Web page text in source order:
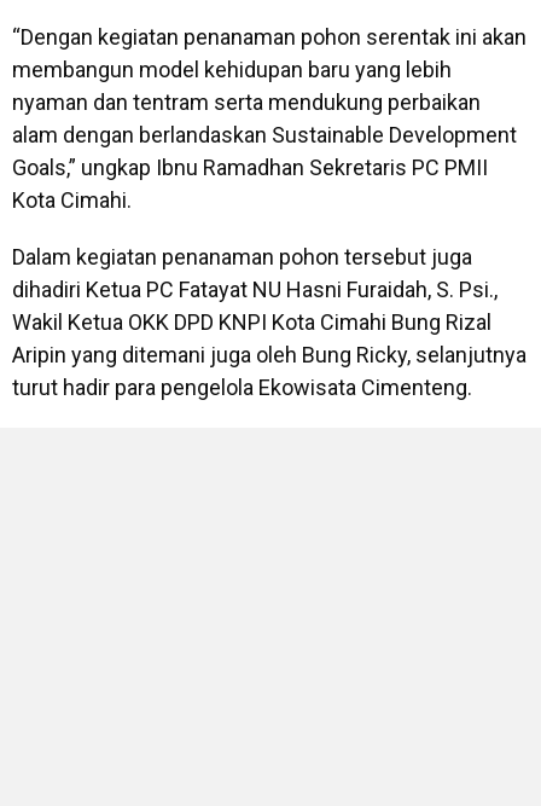
“Dengan kegiatan penanaman pohon serentak ini akan
membangun model kehidupan baru yang lebih
nyaman dan tentram serta mendukung perbaikan
alam dengan berlandaskan Sustainable Development
Goals,” ungkap Ibnu Ramadhan Sekretaris PC PMII
Kota Cimahi.
Dalam kegiatan penanaman pohon tersebut juga
dihadiri Ketua PC Fatayat NU Hasni Furaidah, S. Psi.,
Wakil Ketua OKK DPD KNPI Kota Cimahi Bung Rizal
Aripin yang ditemani juga oleh Bung Ricky, selanjutnya
turut hadir para pengelola Ekowisata Cimenteng.